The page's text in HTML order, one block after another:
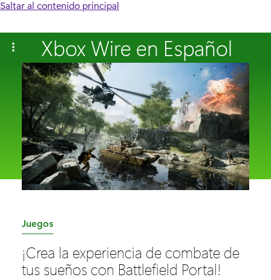
Saltar al contenido principal
Xbox Wire en Español
C
t
e
Juegos
¡Crea la experiencia de combate de
tus sueños con Battlefield Portal!